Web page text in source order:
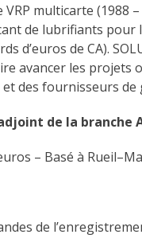
multicarte (1988
de lubrifiants pour
d’euros de CA).
avancer les projets
des fournisseurs
de la branche
– Basé à
de